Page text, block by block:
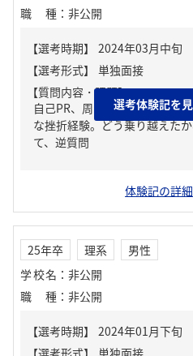
職種 ： 非公開
【質問内容・課題】
自己PR、周りからどんな人と
な挫折経験。どう乗り越えた
て、逆質問
選考体験記を見
体験記の詳
25年卒 理系
男性
学校名 ： 非公開
職種 ： 非公開